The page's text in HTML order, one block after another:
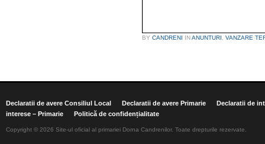
BY CANDRENI INANUNTURI, VANZARE
Declaratii de avere Consiliul Local Declaratii de avere Primarie
Declaratii de
interese – Primarie
Politică de confidențialitate
Copyright © 2026 Site-ul oficial al primariei Dorna Candrenilor. Toate drepturile rezervate.